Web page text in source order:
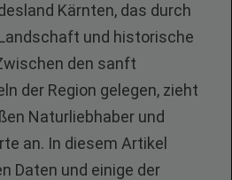
Kärnten, das durch
und historische
den sanft
der Region gelegen, zieht
Naturliebhaber und
an. In diesem Artikel
Daten und einige der